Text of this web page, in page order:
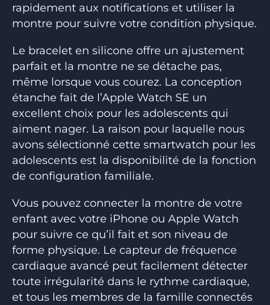
rapidement aux notifications et utiliser la
montre pour suivre votre condition physique.
Le bracelet en silicone offre un ajustement
parfait et la montre ne se détache pas,
même lorsque vous courez. La conception
étanche fait de l’Apple Watch SE un
excellent choix pour les adolescents qui
aiment nager. La raison pour laquelle nous
avons sélectionné cette smartwatch pour les
adolescents est la disponibilité de la fonction
de configuration familiale.
Vous pouvez connecter la montre de votre
enfant avec votre iPhone ou Apple Watch
pour suivre ce qu’il fait et son niveau de
forme physique. Le capteur de fréquence
cardiaque avancé peut facilement détecter
toute irrégularité dans le rythme cardiaque,
et tous les membres de la famille connectés